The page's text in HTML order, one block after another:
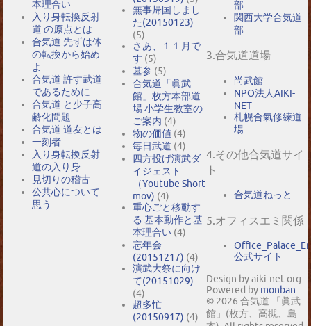
本理合い
入り身転換反射
道 の原点とは
合気道 先ずは体
の転換から始め
よ
合気道 許す武道
であるために
合気道 と少子高
齢化問題
合気道 道友とは
一刻者
入り身転換反射
道の入り身
見切りの稽古
公共心について
思う
無事帰国しまし
た(20150123)
(5)
さあ、１１月で
す (5)
墓参 (5)
合気道「眞武
館」枚方本部道
場 小学生教室の
ご案内 (4)
物の価値 (4)
毎日武道 (4)
四方投げ演武ダ
イジェスト
（Youtube Short
mov) (4)
重心ごと移動す
る 基本動作と基
本理合い (4)
忘年会
(20151217) (4)
演武大祭に向け
て(20151029)
(4)
超多忙
(20150917) (4)
部
関西大学合気道
部
3.合気道道場
尚武館
NPO法人AIKI-
NET
札幌合氣修練道
場
4.その他合気道サイ
ト
合気道ねっと
5.オフィスエミ関係
公式サイト
Design by aiki-net.org
Powered by monban
© 2026 合気道 「眞武
館」(枚方、高槻、島